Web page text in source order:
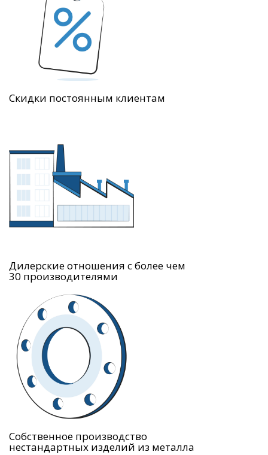
Скидки постоянным клиентам
Дилерские отношения с более чем
30 производителями
Собственное производство
нестандартных изделий из металла